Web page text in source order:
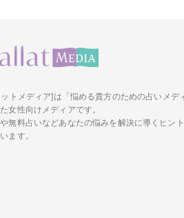
トメディア]は「悩める貴方のための占いメデ
女性向けメディアです。
無料占いなどあなたの悩みを解決に導くヒン
ます。